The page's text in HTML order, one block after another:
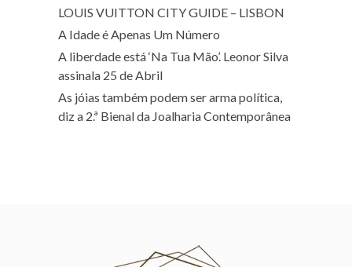
LOUIS VUITTON CITY GUIDE – LISBON
A Idade é Apenas Um Número
A liberdade está ‘Na Tua Mão’. Leonor Silva
assinala 25 de Abril
As jóias também podem ser arma política,
diz a 2.ª Bienal da Joalharia Contemporânea